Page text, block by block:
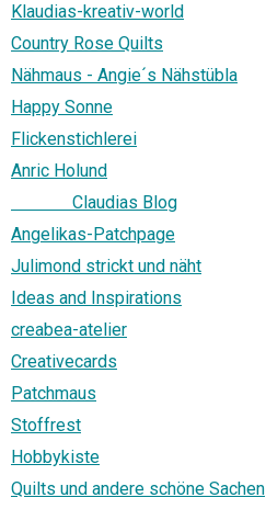
Klaudias-kreativ-world
Country Rose Quilts
Nähmaus - Angie´s Nähstübla
Happy Sonne
Flickenstichlerei
Anric Holund
Claudias Blog
Angelikas-Patchpage
Julimond strickt und näht
Ideas and Inspirations
creabea-atelier
Creativecards
Patchmaus
Stoffrest
Hobbykiste
Quilts und andere schöne Sachen